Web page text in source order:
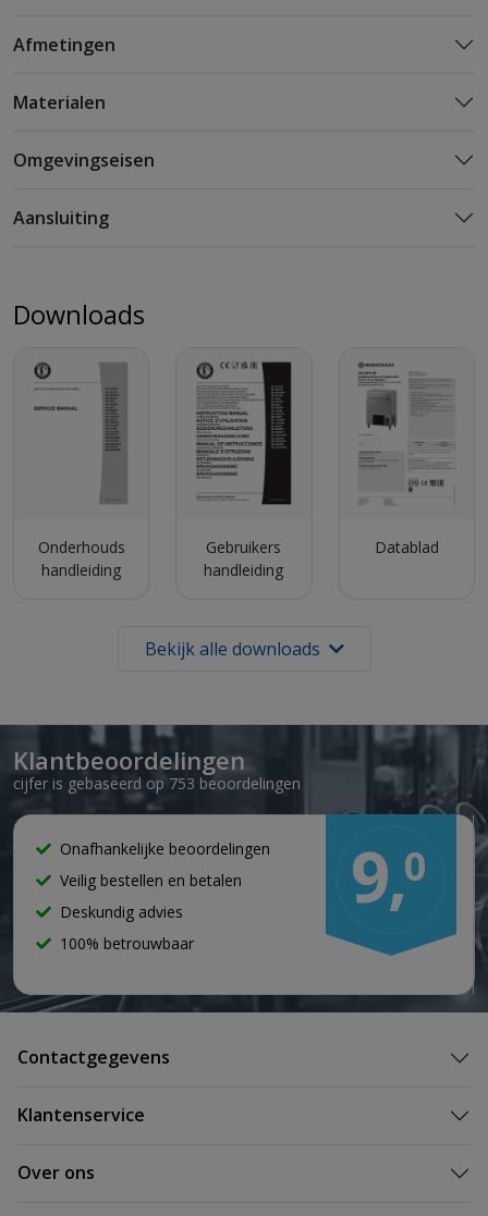
Afmetingen
Materialen
Omgevingseisen
Aansluiting
Downloads
Onderhouds
handleiding
Gebruikers
handleiding
Datablad
Bekijk alle downloads
Klantbeoordelingen
cijfer is gebaseerd op 753 beoordelingen
Onafhankelijke beoordelingen
Veilig bestellen en betalen
Deskundig advies
100% betrouwbaar
9,0
Contactgegevens
Klantenservice
Over ons